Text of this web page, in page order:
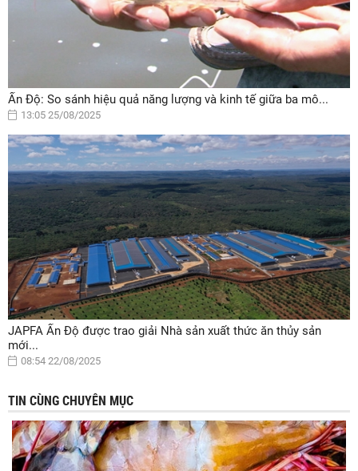
Ấn Độ: So sánh hiệu quả năng lượng và kinh tế giữa ba mô...
13:05 25/08/2025
JAPFA Ấn Độ được trao giải Nhà sản xuất thức ăn thủy sản
mới...
08:54 22/08/2025
TIN CÙNG CHUYÊN MỤC